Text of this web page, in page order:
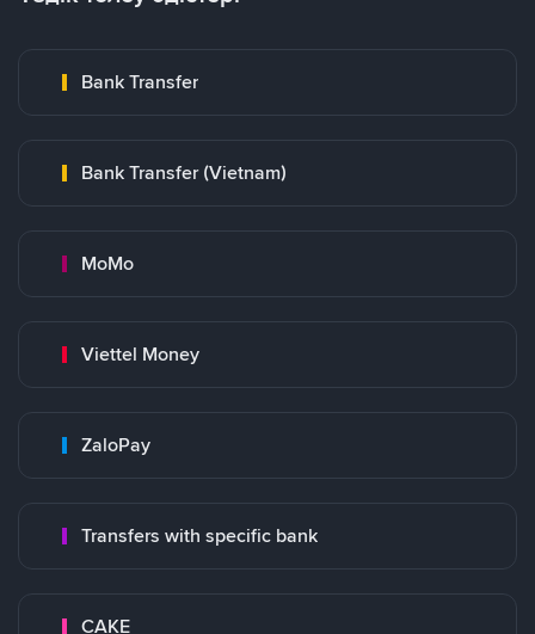
Bank Transfer
Bank Transfer (Vietnam)
MoMo
Viettel Money
ZaloPay
Transfers with specific bank
CAKE